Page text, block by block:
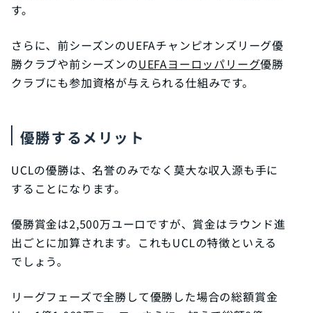
す。
さらに、前シーズンのUEFAチャンピオンズリーグ優
勝クラブや前シーズンのUEFAヨーロッパリーグ優勝
クラブにも参加資格が与えられる仕組みです。
優勝するメリット
UCLの優勝は、名誉のみでなく莫大な収入源も手に
することになります。
優勝賞金は2,500万ユーロですが、賞金はラウンド進
出ごとに加算されます。これもUCLの特徴といえる
でしょう。
リーグフェーズで全勝して優勝した場合の総額賞金